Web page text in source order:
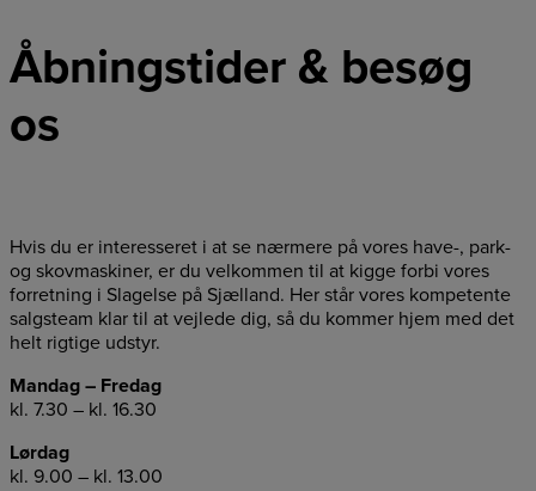
Åbningstider & besøg
os
Hvis du er interesseret i at se nærmere på vores have-, park-
og skovmaskiner, er du velkommen til at kigge forbi vores
forretning i Slagelse på Sjælland. Her står vores kompetente
salgsteam klar til at vejlede dig, så du kommer hjem med det
helt rigtige udstyr.
Mandag – Fredag
kl. 7.30 – kl. 16.30
Lørdag
kl. 9.00 – kl. 13.00